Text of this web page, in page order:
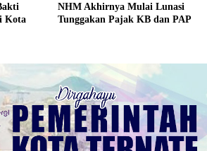
Kota
NHM Akhirnya Mulai Lunasi
Tunggakan Pajak KB dan PAP